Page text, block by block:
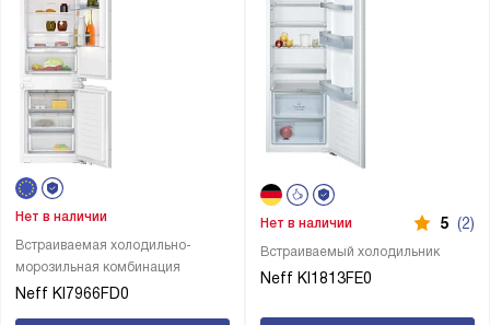
Встраиваемая холодильно-
морозильная комбинация
Neff KI7966FD0
Нет в наличии
Встраиваемый холодильник
Neff KI1813FE0
Нет в наличии 5 (2)